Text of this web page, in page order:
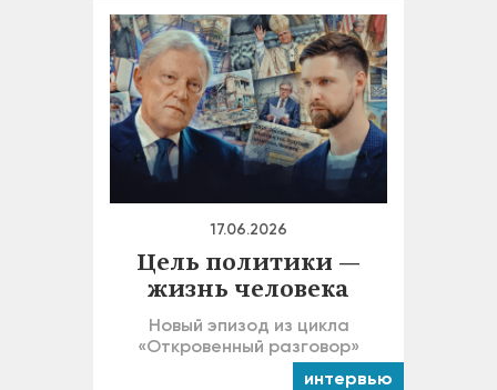
17.06.2026
Цель политики —
жизнь человека
Новый эпизод из цикла
«Откровенный разговор»
интервью